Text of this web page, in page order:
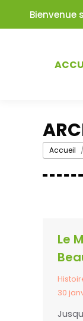
Vous
Accueil
Le
30